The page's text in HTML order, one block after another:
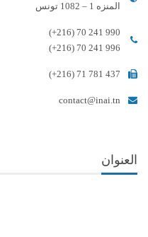
المنزه 1 – 1082 تونس
(+216) 70 241 990
(+216) 70 241 996
(+216) 71 781 437
contact@inai.tn
العنوان